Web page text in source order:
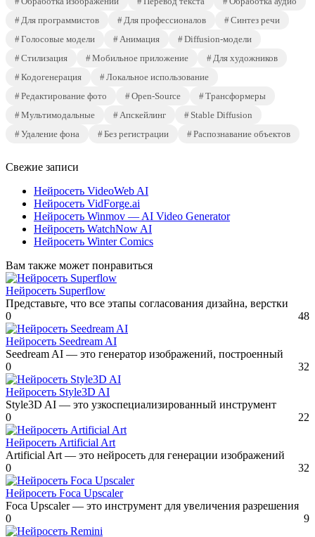
Для программистов
Для профессионалов
Синтез речи
Голосовые модели
Анимация
Diffusion-модели
Стилизация
Мобильное приложение
Для художников
Кодогенерация
Локальное использование
Редактирование фото
Open-Source
Трансформеры
Мультимодальные
Апскейлинг
Stable Diffusion
Удаление фона
Без регистрации Распознавание объектов
Свежие записи
Нейросеть VideoWeb AI
Нейросеть VidForge.ai
Нейросеть Winmov — AI Video Generator
Нейросеть WatchNow AI
Нейросеть Winter Comics
Вам также может понравиться
Нейросеть Superflow
Представьте, что все этапы согласования дизайна, верстки
0
48
Нейросеть Seedream AI
Seedream AI — это генератор изображений, построенный
0
32
Нейросеть Style3D AI
Style3D AI — это узкоспециализированный инструмент
0
22
Нейросеть Artificial Art
Artificial Art — это нейросеть для генерации изображений
0
32
Нейросеть Foca Upscaler
Foca Upscaler — это инструмент для увеличения разрешения
0
9